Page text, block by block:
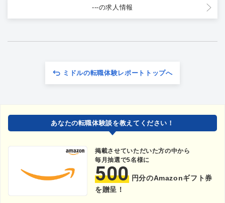
---の求人情報
ミドルの転職体験レポートトップへ
あなたの転職体験談を教えてください！
掲載させていただいた方の中から
毎月抽選で5名様に
500 円分のAmazonギフト券
を贈呈！